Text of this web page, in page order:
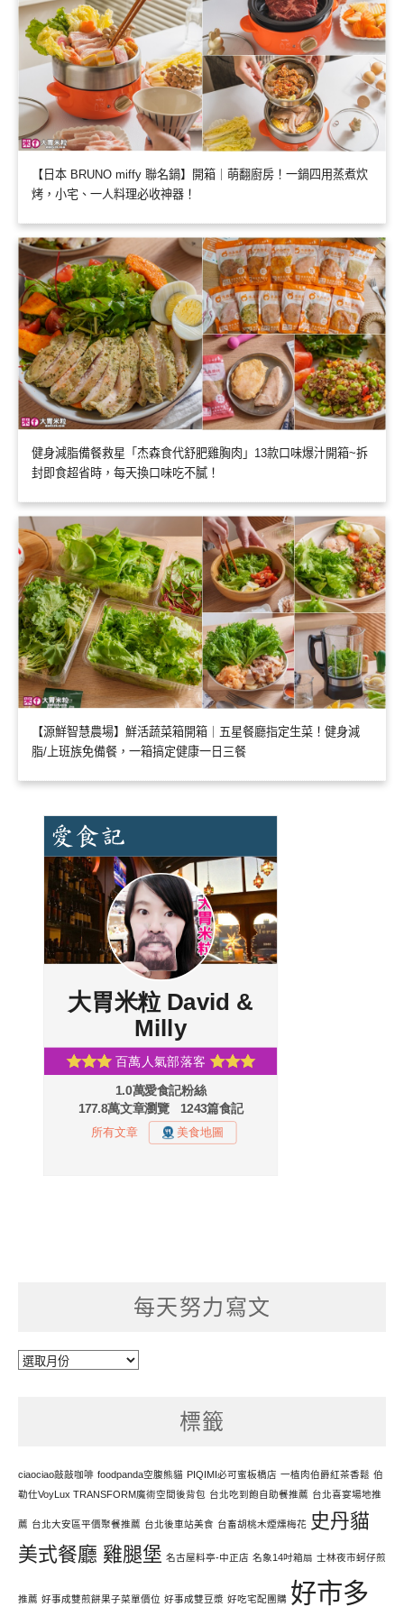
【日本 BRUNO miffy 聯名鍋】開箱｜萌翻廚房！一鍋四用蒸煮炊
烤，小宅、一人料理必收神器！
健身減脂備餐救星「杰森食代舒肥雞胸肉」13款口味爆汁開箱~拆
封即食超省時，每天換口味吃不膩！
【源鮮智慧農場】鮮活蔬菜箱開箱｜五星餐廳指定生菜！健身減
脂/上班族免備餐，一箱搞定健康一日三餐
每天努力寫文
每
標籤
ciaociao敲敲咖啡 foodpanda空腹熊貓 PIQIMI必可蜜板橋店 一植肉伯爵紅茶香鬆 伯
勒仕VoyLux TRANSFORM魔術空間後背包 台北吃到飽自助餐推薦 台北喜宴場地推
薦 台北大安區平價聚餐推薦 台北後車站美食 台畜胡桃木煙燻梅花 史丹貓
美式餐廳 雞腿堡 名古屋料亭-中正店 名象14吋箱扇 士林夜市蚵仔煎
推薦 好事成雙煎餅果子菜單價位 好事成雙豆漿 好吃宅配團購 好市多